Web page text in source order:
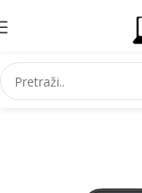
Početna Elektronika